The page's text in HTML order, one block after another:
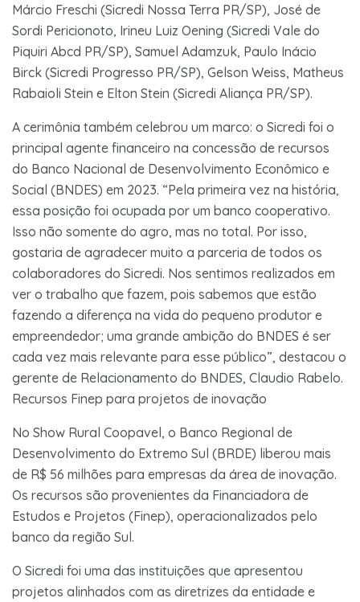
Márcio Freschi (Sicredi Nossa Terra PR/SP), José de
Sordi Pericionoto, Irineu Luiz Oening (Sicredi Vale do
Piquiri Abcd PR/SP), Samuel Adamzuk, Paulo Inácio
Birck (Sicredi Progresso PR/SP), Gelson Weiss, Matheus
Rabaioli Stein e Elton Stein (Sicredi Aliança PR/SP).
A cerimônia também celebrou um marco: o Sicredi foi o
principal agente financeiro na concessão de recursos
do Banco Nacional de Desenvolvimento Econômico e
Social (BNDES) em 2023. “Pela primeira vez na história,
essa posição foi ocupada por um banco cooperativo.
Isso não somente do agro, mas no total. Por isso,
gostaria de agradecer muito a parceria de todos os
colaboradores do Sicredi. Nos sentimos realizados em
ver o trabalho que fazem, pois sabemos que estão
fazendo a diferença na vida do pequeno produtor e
empreendedor; uma grande ambição do BNDES é ser
cada vez mais relevante para esse público”, destacou o
gerente de Relacionamento do BNDES, Claudio Rabelo.
Recursos Finep para projetos de inovação
No Show Rural Coopavel, o Banco Regional de
Desenvolvimento do Extremo Sul (BRDE) liberou mais
de R$ 56 milhões para empresas da área de inovação.
Os recursos são provenientes da Financiadora de
Estudos e Projetos (Finep), operacionalizados pelo
banco da região Sul.
O Sicredi foi uma das instituições que apresentou
projetos alinhados com as diretrizes da entidade e